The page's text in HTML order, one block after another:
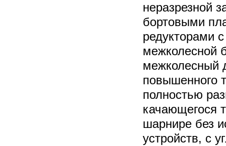
неразрезной
бортовыми
редукторами
межколесной
межколесный
повышенного
полностью
качающегося
шарнире без
устройств, с